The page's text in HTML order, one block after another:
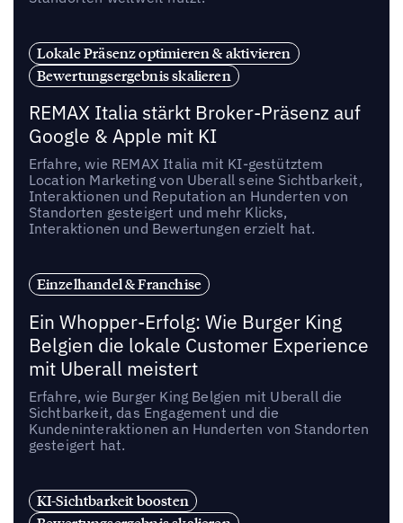
Lokale Präsenz optimieren & aktivieren
Bewertungsergebnis skalieren
REMAX Italia stärkt Broker-Präsenz auf
Google & Apple mit KI
Erfahre, wie REMAX Italia mit KI-gestütztem
Location Marketing von Uberall seine Sichtbarkeit,
Interaktionen und Reputation an Hunderten von
Standorten gesteigert und mehr Klicks,
Interaktionen und Bewertungen erzielt hat.
Einzelhandel & Franchise
Ein Whopper-Erfolg: Wie Burger King
Belgien die lokale Customer Experience
mit Uberall meistert
Erfahre, wie Burger King Belgien mit Uberall die
Sichtbarkeit, das Engagement und die
Kundeninteraktionen an Hunderten von Standorten
gesteigert hat.
KI-Sichtbarkeit boosten